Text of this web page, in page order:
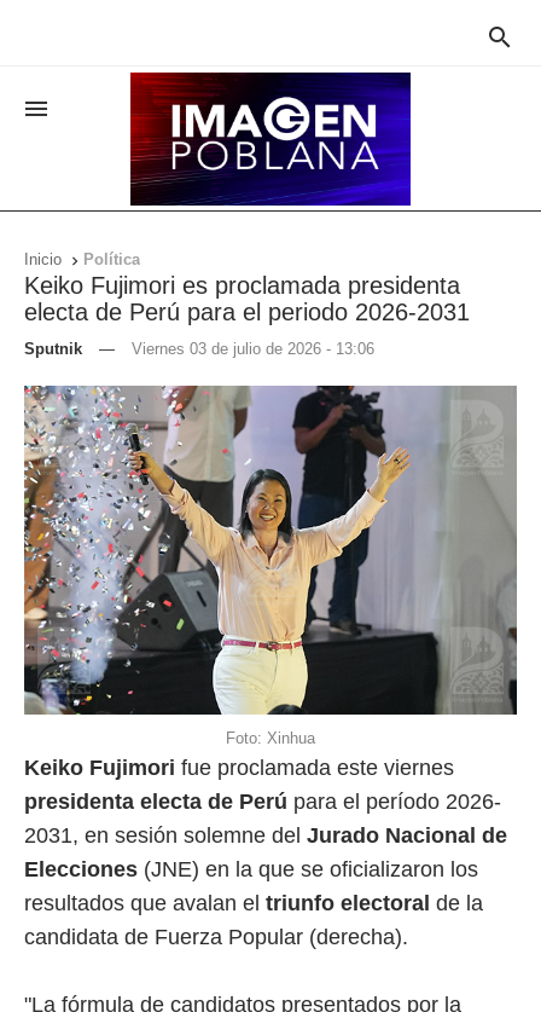


Inicio  Política
Keiko Fujimori es proclamada presidenta
electa de Perú para el periodo 2026-2031
Sputnik — Viernes 03 de julio de 2026 - 13:06
Foto: Xinhua
Keiko Fujimori fue proclamada este viernes
presidenta electa de Perú para el período 2026-
2031, en sesión solemne del Jurado Nacional de
Elecciones (JNE) en la que se oficializaron los
resultados que avalan el triunfo electoral de la
candidata de Fuerza Popular (derecha).
"La fórmula de candidatos presentados por la